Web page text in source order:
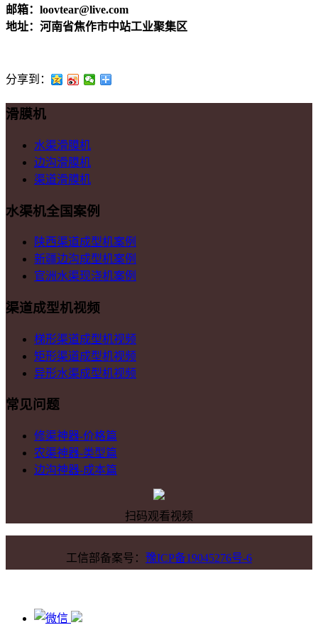
邮箱：loovtear@live.com
地址：河南省焦作市中站工业聚集区
分享到：
滑膜机
水渠滑膜机
边沟滑膜机
渠道滑膜机
水渠机全国案例
陕西渠道成型机案例
新疆边沟成型机案例
官洲水渠现浇机案例
渠道成型机视频
梯形渠道成型机视频
矩形渠道成型机视频
异形水渠成型机视频
常见问题
修渠神器-价格篇
农渠神器-类型篇
边沟神器-成本篇
扫码观看视频
工信部备案号： 豫ICP备19045276号-6